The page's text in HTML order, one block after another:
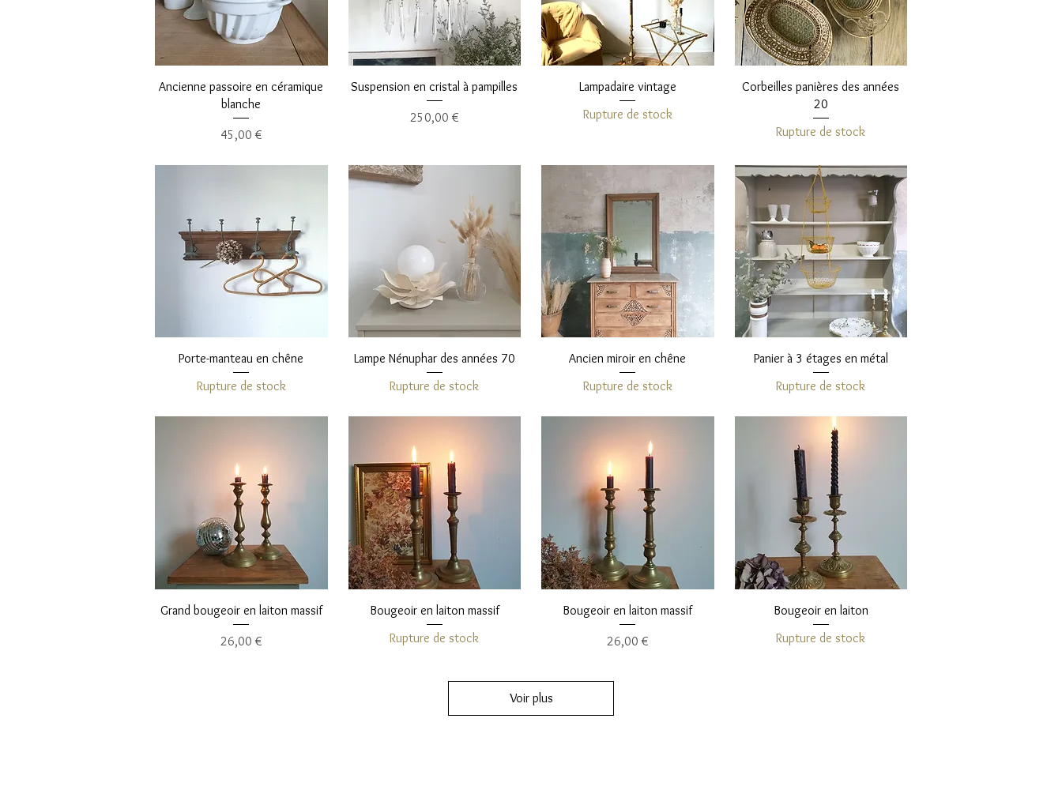
Aperçu rapide
Ancienne passoire en céramique
blanche
Prix
45,00 €
Aperçu rapide
Suspension en cristal à pampilles
Prix
250,00 €
Aperçu rapide
Lampadaire vintage
Rupture de stock
Aperçu rapide
Corbeilles panières des années
20
Rupture de stock
Aperçu rapide
Porte-manteau en chêne
Rupture de stock
Aperçu rapide
Lampe Nénuphar des années 70
Rupture de stock
Aperçu rapide
Ancien miroir en chêne
Rupture de stock
Aperçu rapide
Panier à 3 étages en métal
Rupture de stock
Aperçu rapide
Grand bougeoir en laiton massif
Prix
26,00 €
Aperçu rapide
Bougeoir en laiton massif
Rupture de stock
Aperçu rapide
Bougeoir en laiton massif
Prix
26,00 €
Aperçu rapide
Bougeoir en laiton
Rupture de stock
Voir plus